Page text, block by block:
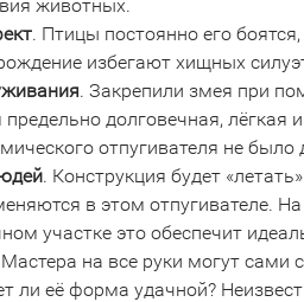
животных.
. Птицы постоянно его
избегают хищных
. Закрепили змея при
предельно долговечная,
отпугивателя не
. Конструкция будет
в этом отпугивателе.
участке это обеспечит
на все руки могут сами
ли её форма удачной?